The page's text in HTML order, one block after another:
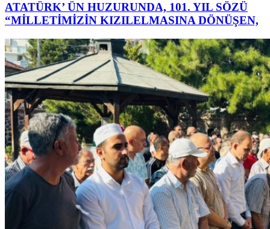
ATATÜRK’ ÜN HUZURUNDA, 101. YIL SÖZÜ
“MİLLETİMİZİN KIZILELMASINA DÖNÜŞEN,